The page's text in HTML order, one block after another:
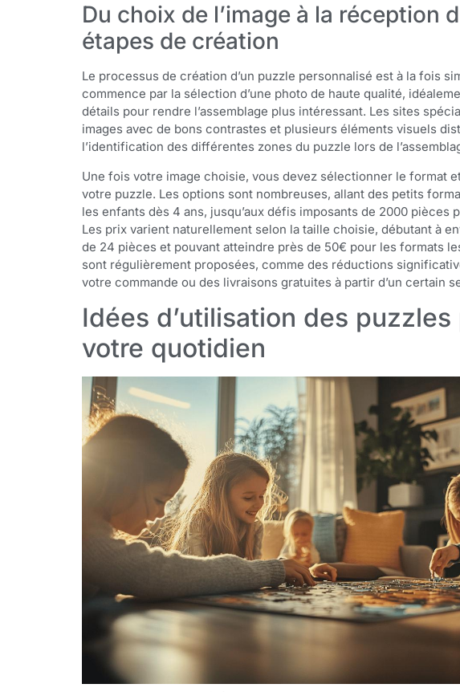
Du choix de l’image à la réception
étapes de création
Le processus de création d’un puzzle personnalisé est à la fois
commence par la sélection d’une photo de haute qualité,
détails pour rendre l’assemblage plus intéressant. Les sites
images avec de bons contrastes et plusieurs éléments visuels
l’identification des différentes zones du puzzle lors de
Une fois votre image choisie, vous devez sélectionner le format
votre puzzle. Les options sont nombreuses, allant des petits
les enfants dès 4 ans, jusqu’aux défis imposants de 2000 pièces
Les prix varient naturellement selon la taille choisie, débutant à
de 24 pièces et pouvant atteindre près de 50€ pour les formats
sont régulièrement proposées, comme des réductions
votre commande ou des livraisons gratuites à partir d’un certain
Idées d’utilisation des
votre quotidien